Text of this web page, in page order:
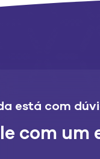
está com
com um